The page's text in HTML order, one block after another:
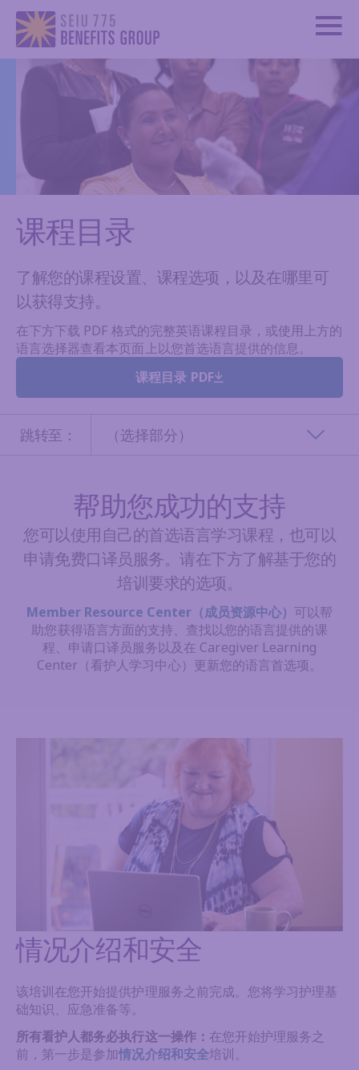
课程目录
了解您的课程设置、课程选项，以及在哪里可
以获得支持。
在下方下载 PDF 格式的完整英语课程目录，或使用上方的
语言选择器查看本页面上以您首选语言提供的信息。
课程目录 PDF
跳转至： （选择部分）
帮助您成功的支持
您可以使用自己的首选语言学习课程，也可以
申请免费口译员服务。请在下方了解基于您的
培训要求的选项。
Member Resource Center（成员资源中心）可以帮
助您获得语言方面的支持、查找以您的语言提供的课
程、申请口译员服务以及在 Caregiver Learning
Center（看护人学习中心）更新您的语言首选项。
情况介绍和安全
该培训在您开始提供护理服务之前完成。您将学习护理基
础知识、应急准备等。
所有看护人都务必执行这一操作： 在您开始护理服务之
前，第一步是参加情况介绍和安全培训。